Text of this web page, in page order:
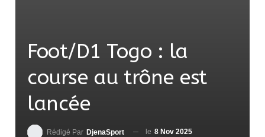
Foot/D1 Togo : la
course au trône est
lancée
Rédigé Par DjenaSport le 8 Nov 2025